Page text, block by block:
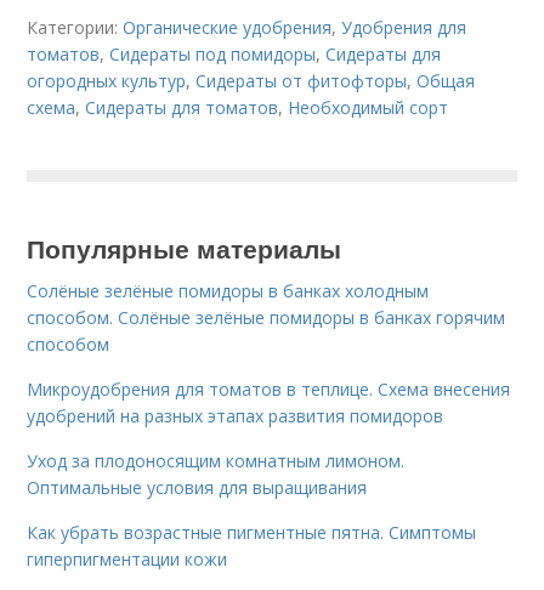
Категории:Органические удобрения,Удобрения для
томатов,Сидераты под помидоры,Сидераты для
огородных культур,Сидераты от фитофторы,Общая
схема,Сидераты для томатов, Необходимый сорт
Популярные материалы
Солёные зелёные помидоры в банках холодным
способом. Солёные зелёные помидоры в банках горячим
способом
Микроудобрения для томатов в теплице. Схема внесения
удобрений на разных этапах развития помидоров
Уход за плодоносящим комнатным лимоном.
Оптимальные условия для выращивания
Как убрать возрастные пигментные пятна. Симптомы
гиперпигментации кожи